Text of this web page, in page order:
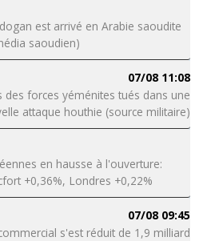
est arrivé en Arabie saoudite
saoudien)
07/08 11:08
des forces yéménites tués dans une
attaque houthie (source militaire)
en hausse à l'ouverture:
+0,36%, Londres +0,22%
07/08 09:45
s'est réduit de 1,9 milliard